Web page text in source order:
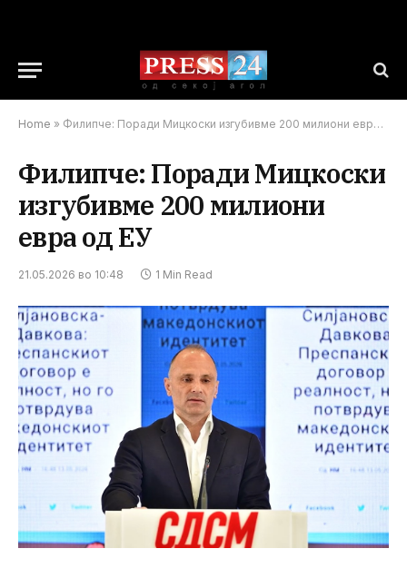
Home » Филипче: Поради Мицкоски изгубивме 200 милиони евра од ЕУ
Филипче: Поради Мицкоски
изгубивме 200 милиони
евра од ЕУ
21.05.2026 во 10:48 1 Min Read